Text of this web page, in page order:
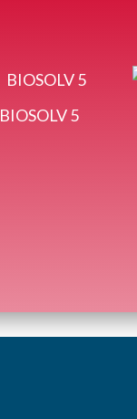
BIOSOLV 5